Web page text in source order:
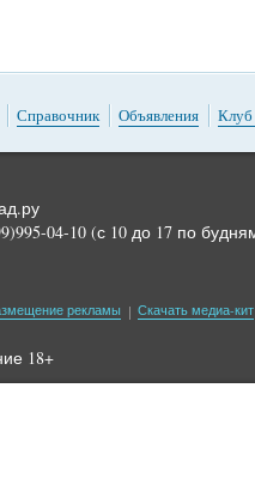
Справочник Объявления Клуб
04-10 (с 10 до 17 по
рекламы Скачать медиа-кит
18+